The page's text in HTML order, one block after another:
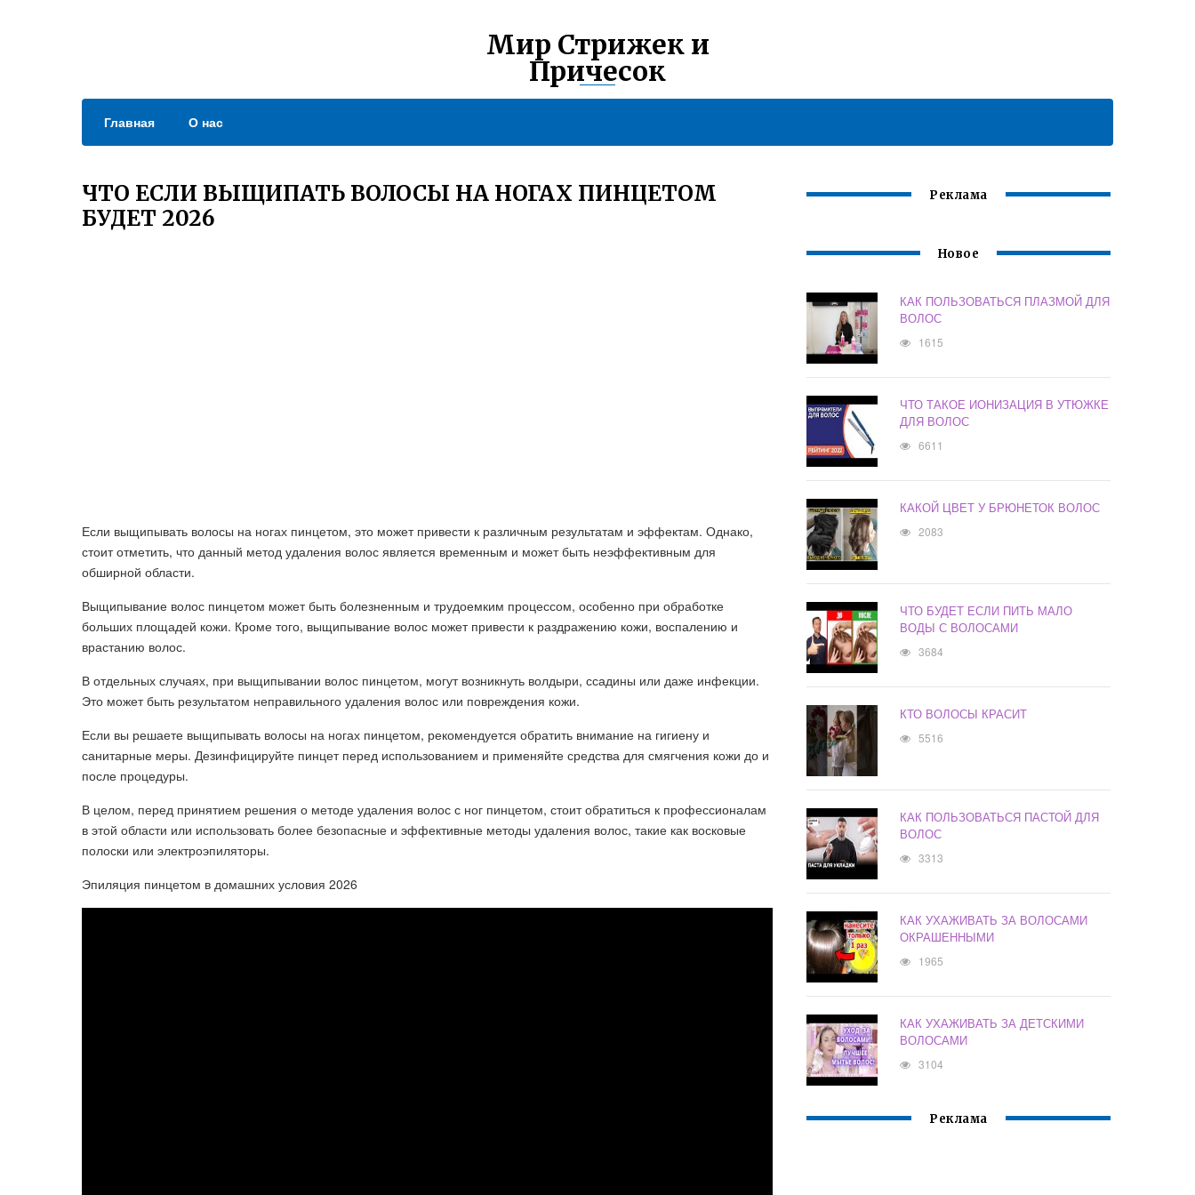
Мир Стрижек и
Причесок
Главная О нас
ЧТО ЕСЛИ ВЫЩИПАТЬ ВОЛОСЫ НА НОГАХ ПИНЦЕТОМ
БУДЕТ 2026
Если выщипывать волосы на ногах пинцетом, это может привести к различным результатам и эффектам. Однако,
стоит отметить, что данный метод удаления волос является временным и может быть неэффективным для
обширной области.
Выщипывание волос пинцетом может быть болезненным и трудоемким процессом, особенно при обработке
больших площадей кожи. Кроме того, выщипывание волос может привести к раздражению кожи, воспалению и
врастанию волос.
В отдельных случаях, при выщипывании волос пинцетом, могут возникнуть волдыри, ссадины или даже инфекции.
Это может быть результатом неправильного удаления волос или повреждения кожи.
Если вы решаете выщипывать волосы на ногах пинцетом, рекомендуется обратить внимание на гигиену и
санитарные меры. Дезинфицируйте пинцет перед использованием и применяйте средства для смягчения кожи до и
после процедуры.
В целом, перед принятием решения о методе удаления волос с ног пинцетом, стоит обратиться к профессионалам
в этой области или использовать более безопасные и эффективные методы удаления волос, такие как восковые
полоски или электроэпиляторы.
Эпиляция пинцетом в домашних условия 2026
Реклама
Новое
КАК ПОЛЬЗОВАТЬСЯ ПЛАЗМОЙ ДЛЯ
ВОЛОС
1615
ЧТО ТАКОЕ ИОНИЗАЦИЯ В УТЮЖКЕ
ДЛЯ ВОЛОС
6611
КАКОЙ ЦВЕТ У БРЮНЕТОК ВОЛОС
2083
ЧТО БУДЕТ ЕСЛИ ПИТЬ МАЛО
ВОДЫ С ВОЛОСАМИ
3684
КТО ВОЛОСЫ КРАСИТ
5516
КАК ПОЛЬЗОВАТЬСЯ ПАСТОЙ ДЛЯ
ВОЛОС
3313
КАК УХАЖИВАТЬ ЗА ВОЛОСАМИ
ОКРАШЕННЫМИ
1965
КАК УХАЖИВАТЬ ЗА ДЕТСКИМИ
ВОЛОСАМИ
3104
Реклама